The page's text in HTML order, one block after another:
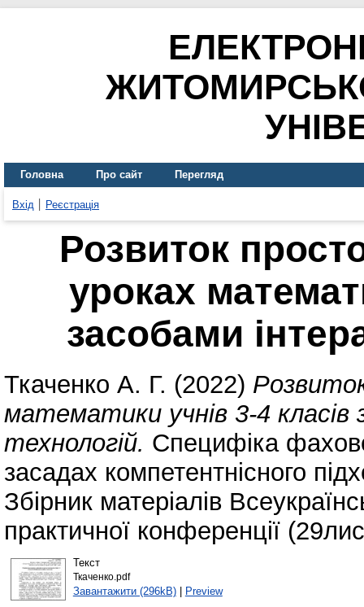
Головна Про сайт Перегляд
Вхід Реєстрація
Розвиток
уроках
засобами
Ткаченко А. Г. (2022)
математики учнів 3-4
технологій. Специфіка
засадах компетентнісного
Збірник матеріалів
практичної конференції
Текст
Ткаченко.pdf
Завантажити (296kB)| Preview